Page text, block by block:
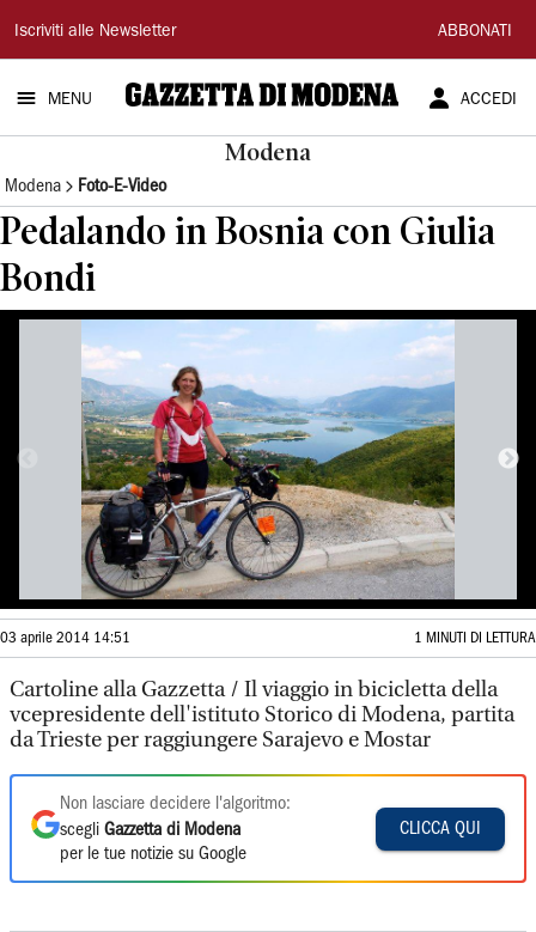
Gazzetta
di
Modena
Iscriviti alle Newsletter ABBONATI
MENU ACCEDI
Modena
Modena Foto-E-Video
Pedalando in Bosnia con Giulia
Bondi
03 aprile 2014 14:51 1 MINUTI DI LETTURA
Cartoline alla Gazzetta / Il viaggio in bicicletta della
vcepresidente dell'istituto Storico di Modena, partita
da Trieste per raggiungere Sarajevo e Mostar
Non lasciare decidere l'algoritmo:
scegli Gazzetta di Modena
per le tue notizie su Google
CLICCA QUI